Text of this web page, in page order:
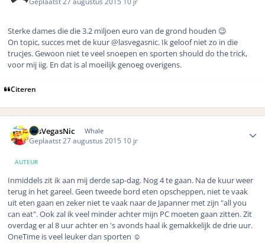
Sterke dames die die 3.2 miljoen euro van de grond houden 😉
On topic, succes met de kuur @lasvegasnic. Ik geloof niet zo in die
trucjes. Gewoon niet te veel snoepen en sporten should do the trick,
voor mij iig. En dat is al moeilijk genoeg overigens.
Citeren
LasVegasNic Whale
Geplaatst 27 augustus 2015 10 jr
AUTEUR
Inmiddels zit ik aan mij derde sap-dag. Nog 4 te gaan. Na de kuur weer
terug in het gareel. Geen tweede bord eten opscheppen, niet te vaak
uit eten gaan en zeker niet te vaak naar de Japanner met zijn "all you
can eat". Ook zal ik veel minder achter mijn PC moeten gaan zitten. Zit
overdag er al 8 uur achter en 's avonds haal ik gemakkelijk de drie uur.
OneTime is veel leuker dan sporten ☺️